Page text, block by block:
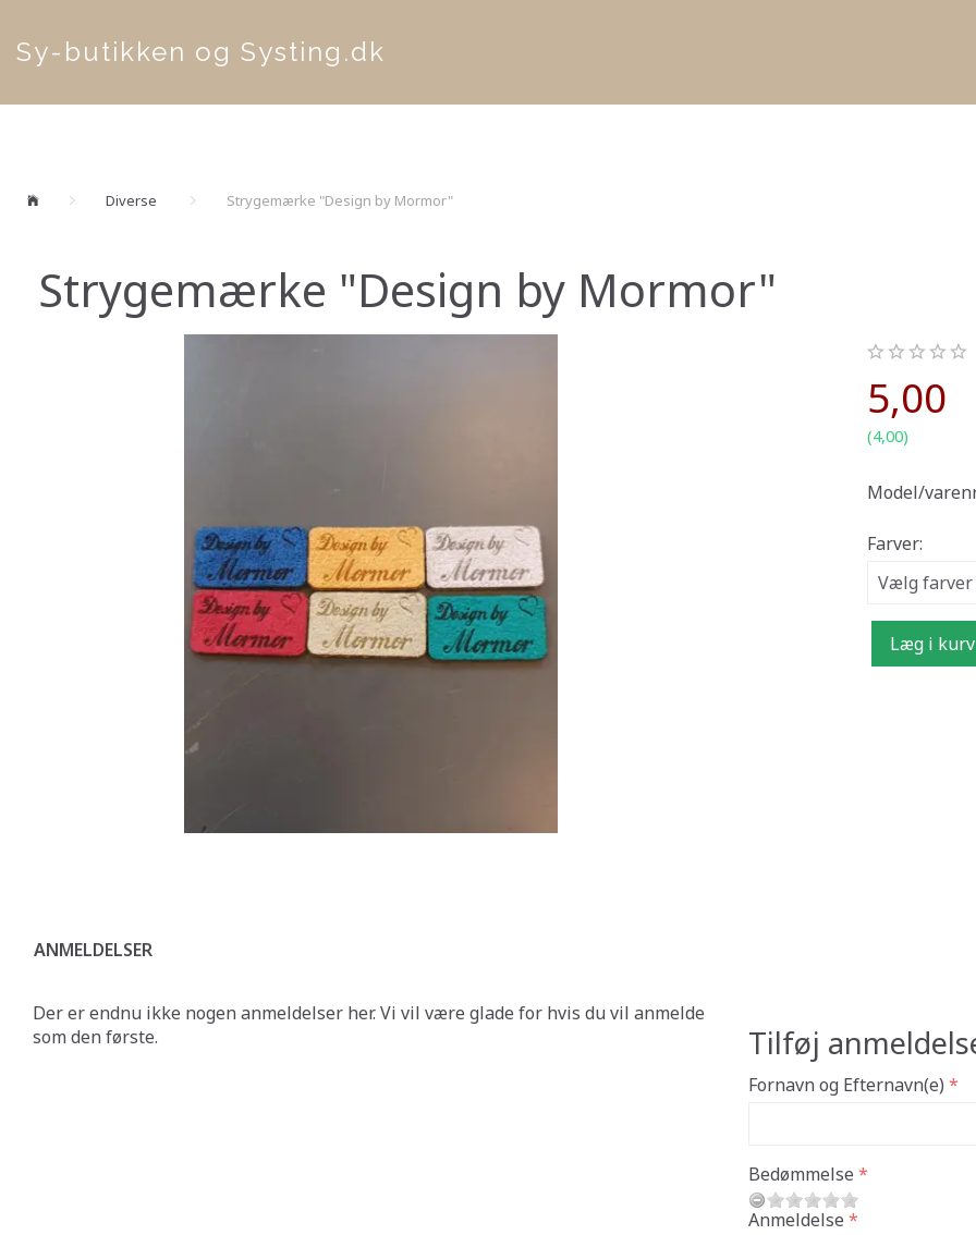
Sy-butikken og Systing.dk
Diverse Strygemærke "Design by Mormor"
Strygemærke "Design by Mormor"
5,00
(4,00)
Model/
Farver:
Læg i kurv
ANMELDELSER
Der er endnu ikke nogen anmeldelser her. Vi vil være glade for hvis du vil anmelde
som den første.
Tilføj
Fornavn og Efternavn(e)
Bedømmelse
Anmeldelse